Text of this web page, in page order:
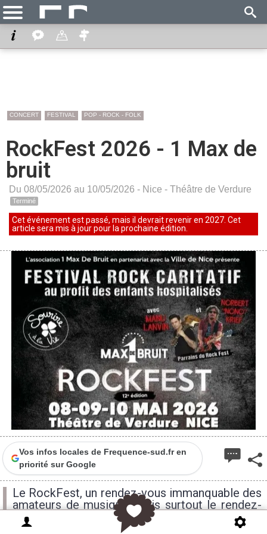
CONCERT FESTIVAL POP - ROCK - FOLK
RockFest 2026 - 1 Max de
bruit
Du 08/05/2026 au 10/05/2026 - Nice - Théâtre de Verdure
Terminé
Cet événement est passé, mais il devrait revenir en 2027. Cet
article sera mis à jour pour la prochaine édition.
Vos infos locales de Frequence-sud.fr en
priorité sur Google
Le RockFest, un rendez-vous immanquable des
amateurs de musique, mais surtout le rendez-
vous de l'amitié et de la solidarité, au Théâtre
de verdure du 8 au 10 mai.